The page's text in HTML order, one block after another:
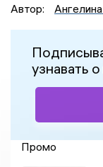
Автор:
узнавать
Промо